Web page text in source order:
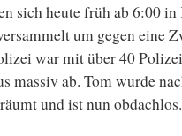
sich heute früh ab 6:00
um gegen eine
war mit über 40
massiv ab. Tom wurde
und ist nun obdachlos.